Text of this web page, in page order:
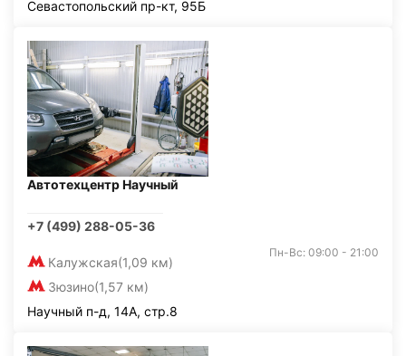
Севастопольский пр-кт, 95Б
Автотехцентр Научный
+7 (499) 288-05-36
Калужская(1,09 км)
Зюзино(1,57 км)
Пн-Вс: 09:00 - 21:00
Научный п-д, 14А, стр.8